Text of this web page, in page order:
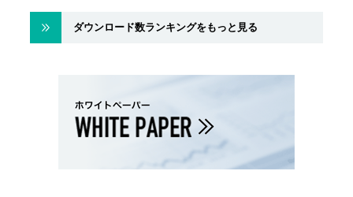
ダウンロード数ランキングをもっと見る